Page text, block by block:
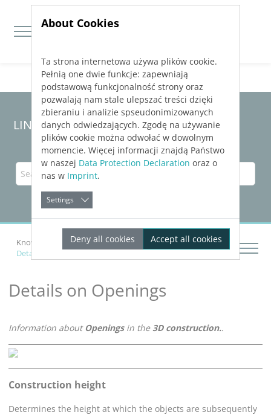
Jump directly to main navigation
Jump directly to content
LINEAR Solutions 23 for AutoCAD
Knowledge Base AutoCAD
Drawing Networks
Details on Openings
Details on Openings
Information about Openingsin the3D construction..
Construction height
Determines the height at which the objects are subsequently
About Cookies
Ta strona internetowa używa plików cookie.
Pełnią one dwie funkcje: zapewniają
podstawową funkcjonalność strony oraz
pozwalają nam stale ulepszać treści dzięki
zbieraniu i analizie spseudonimizowanych
danych odwiedzających. Zgodę na używanie
plików cookie można odwołać w dowolnym
momencie. Więcej informacji znajdą Państwo
w naszej Data Protection Declaration oraz o
nas w Imprint.
Settings
Deny all cookies Accept all cookies